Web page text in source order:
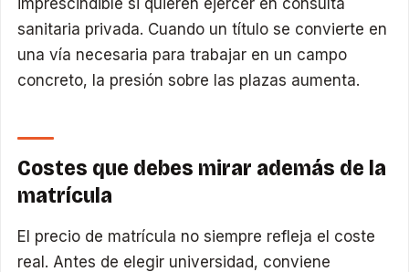
imprescindible si quieren ejercer en consulta
sanitaria privada. Cuando un título se convierte en
una vía necesaria para trabajar en un campo
concreto, la presión sobre las plazas aumenta.
Costes que debes mirar además de la
matrícula
El precio de matrícula no siempre refleja el coste
real. Antes de elegir universidad, conviene